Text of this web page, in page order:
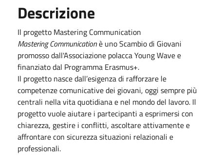
Descrizione
Il progetto Mastering Communication
Mastering Communicationè uno Scambio di Giovani
promosso dall'Associazione polacca Young Wave e
finanziato dal Programma Erasmus+.
Il progetto nasce dall’esigenza di rafforzare le
competenze comunicative dei giovani, oggi sempre più
centrali nella vita quotidiana e nel mondo del lavoro. Il
progetto vuole aiutare i partecipanti a esprimersi con
chiarezza, gestire i conflitti, ascoltare attivamente e
affrontare con sicurezza situazioni relazionali e
professionali.